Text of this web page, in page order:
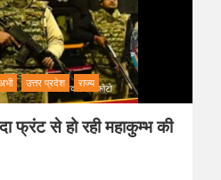
उत्तर प्रदेश राज्य
फ्रंट से हो रही महाकुम्भ की